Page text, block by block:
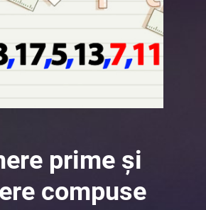
prime și
compuse